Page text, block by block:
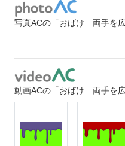
写真ACの「おばけ 両手を
動画ACの「おばけ 両手を